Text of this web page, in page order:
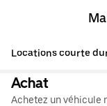
Locations courte
Achat
Achetez un véhicule